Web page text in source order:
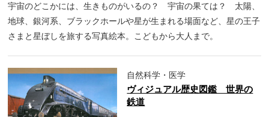
宇宙のどこかには、生きものがいるの？ 宇宙の果ては？ 太陽、
地球、銀河系、ブラックホールや星が生まれる場面など、星の王子
さまと星ぼしを旅する写真絵本。こどもから大人まで。
自然科学・医学
ヴィジュアル歴史図鑑 世界の
鉄道